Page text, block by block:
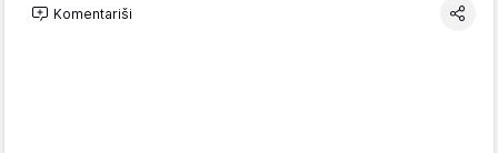
Komentariši